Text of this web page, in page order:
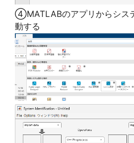
④MATLABのアプリからシス
動する